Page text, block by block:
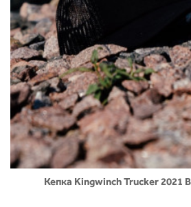
Кепка Kingwinch Trucker 2021